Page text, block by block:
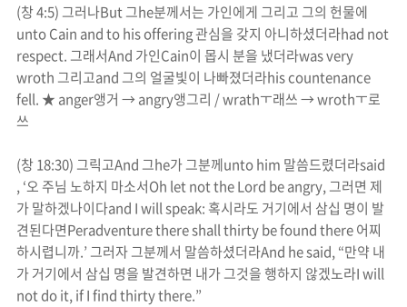
(창4:5) 그러나But그he분께서는 가인에게 그리고 그의 헌물에
unto Cain and to his offering관심을 갖지 아니하셨더라had not
respect. 그래서And 가인Cain이 몹시 분을 냈더라was very
wroth 그리고and 그의 얼굴빛이 나빠졌더라his countenance
fell. ★ anger앵거 →angry앵그리 /wrathㅜ래쓰→wrothㅜ로
쓰
(창18:30) 그릭고And 그he가 그분께unto him 말씀드렸더라said
, ‘오 주님 노하지 마소서Oh let not the Lord beangry, 그러면 제
가 말하겠나이다and I will speak: 혹시라도 거기에서 삼십 명이 발
견된다면Peradventure there shall thirty be found there어찌
하시렵니까.’ 그러자 그분께서 말씀하셨더라And he said, “만약 내
가 거기에서 삼십 명을 발견하면 내가 그것을 행하지 않겠노라I will
not do it, if I find thirty there.”